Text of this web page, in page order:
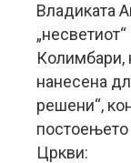
Владиката
Колимбари,
нанесена
решени“,
постоењето
Цркви: